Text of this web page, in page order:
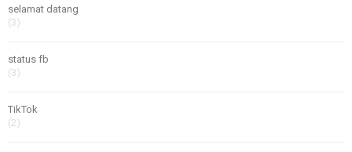
selamat datang
(3)
status fb
(3)
TikTok
(2)